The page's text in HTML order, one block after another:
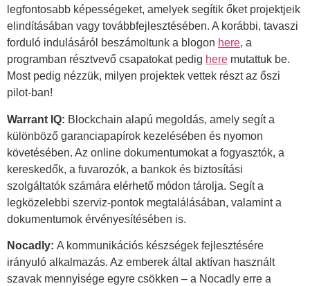
legfontosabb képességeket, amelyek segítik őket projektjeik
elindításában vagy továbbfejlesztésében. A korábbi, tavaszi
forduló indulásáról beszámoltunk a blogon here, a
programban résztvevő csapatokat pedig here mutattuk be.
Most pedig nézzük, milyen projektek vettek részt az őszi
pilot-ban!
Warrant IQ: Blockchain alapú megoldás, amely segít a
különböző garanciapapírok kezelésében és nyomon
követésében. Az online dokumentumokat a fogyasztók, a
kereskedők, a fuvarozók, a bankok és biztosítási
szolgáltatók számára elérhető módon tárolja. Segít a
legközelebbi szerviz-pontok megtalálásában, valamint a
dokumentumok érvényesítésében is.
Nocadly: A kommunikációs készségek fejlesztésére
irányuló alkalmazás. Az emberek által aktívan használt
szavak mennyisége egyre csökken – a Nocadly erre a